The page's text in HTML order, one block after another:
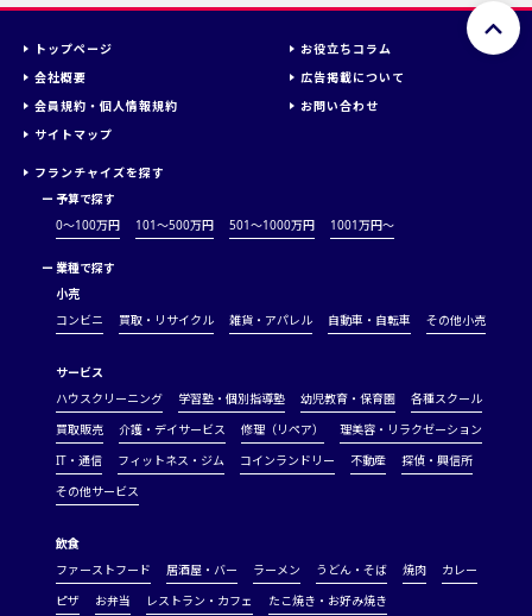
トップページ
お役立ちコラム
会社概要
広告掲載について
会員規約・個人情報規約
お問い合わせ
サイトマップ
フランチャイズを探す
ー 予算で探す
0～100万円
101～500万円 501～1000万円 1001万円〜
ー 業種で探す
小売
コンビニ
買取・リサイクル 雑貨・アパレル 自動車・自転車 その他小売
サービス
ハウスクリーニング
学習塾・個別指導塾 幼児教育・保育園
各種スクール
買取販売
介護・デイサービス 修理（リペア）
理美容・リラクゼーション
IT・通信
フィットネス・ジム コインランドリー 不動産
探偵・興信所
その他サービス
飲食
ファーストフード
居酒屋・バー ラーメン うどん・そば 焼肉
カレー
ピザ
お弁当 レストラン・カフェ
たこ焼き・お好み焼き